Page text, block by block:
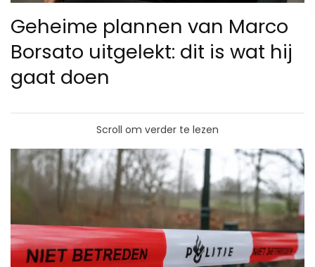
Geheime plannen van Marco
Borsato uitgelekt: dit is wat hij
gaat doen
Scroll om verder te lezen